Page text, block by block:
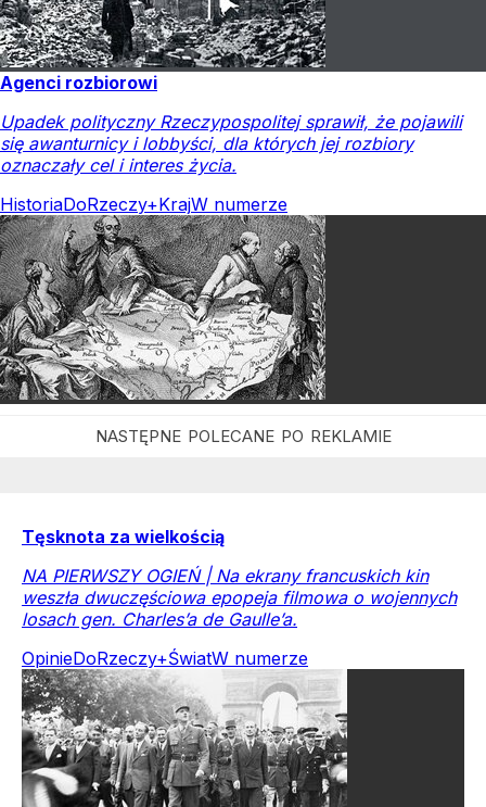
Agenci rozbiorowi
Upadek polityczny Rzeczypospolitej sprawił, że pojawili
się awanturnicy i lobbyści, dla których jej rozbiory
oznaczały cel i interes życia.
HistoriaDoRzeczy+KrajW numerze
Tęsknota za wielkością
NA PIERWSZY OGIEŃ | Na ekrany francuskich kin
weszła dwuczęściowa epopeja filmowa o wojennych
losach gen. Charles’a de Gaulle’a.
OpinieDoRzeczy+ŚwiatW numerze